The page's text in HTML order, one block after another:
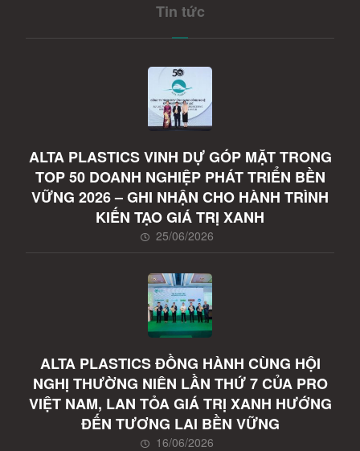
Tin tức
ALTA PLASTICS VINH DỰ GÓP MẶT TRONG
TOP 50 DOANH NGHIỆP PHÁT TRIỂN BỀN
VỮNG 2026 – GHI NHẬN CHO HÀNH TRÌNH
KIẾN TẠO GIÁ TRỊ XANH
25/06/2026
ALTA PLASTICS ĐỒNG HÀNH CÙNG HỘI
NGHỊ THƯỜNG NIÊN LẦN THỨ 7 CỦA PRO
VIỆT NAM, LAN TỎA GIÁ TRỊ XANH HƯỚNG
ĐẾN TƯƠNG LAI BỀN VỮNG
16/06/2026